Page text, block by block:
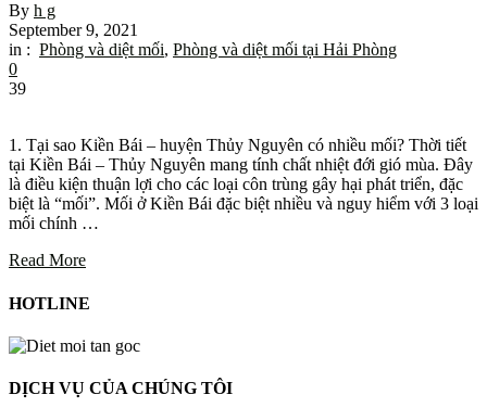
By h g
September 9, 2021
in : Phòng và diệt mối, Phòng và diệt mối tại Hải Phòng
0
39
1. Tại sao Kiền Bái – huyện Thủy Nguyên có nhiều mối? Thời tiết
tại Kiền Bái – Thủy Nguyên mang tính chất nhiệt đới gió mùa. Đây
là điều kiện thuận lợi cho các loại côn trùng gây hại phát triển, đặc
biệt là “mối”. Mối ở Kiền Bái đặc biệt nhiều và nguy hiểm với 3 loại
mối chính …
Read More
HOTLINE
DỊCH VỤ CỦA CHÚNG TÔI